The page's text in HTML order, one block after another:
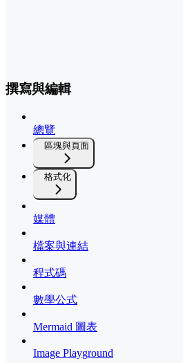
撰寫與編輯
總覽
區塊與頁面
格式化
媒體
檔案與連結
程式碼
數學公式
Mermaid 圖表
Image Playground